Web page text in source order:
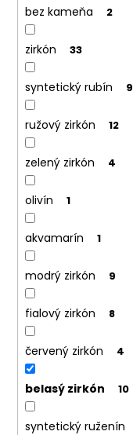
bez kameňa 2
zirkón 33
syntetický rubín 9
ružový zirkón 12
zelený zirkón 4
olivín 1
akvamarín 1
modrý zirkón 9
fialový zirkón 8
červený zirkón 4
belasý zirkón 10
syntetický ruženín